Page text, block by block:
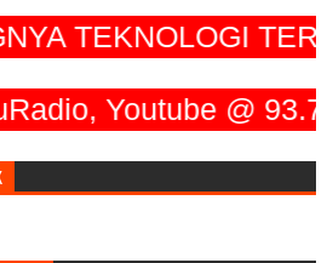
Youtube @ 93.7